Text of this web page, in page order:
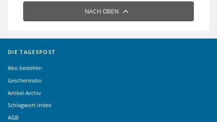
NACH OBEN
DIE TAGESPOST
Abo bestellen
Geschenkabo
Artikel-Archiv
Schlagwort-Index
AGB